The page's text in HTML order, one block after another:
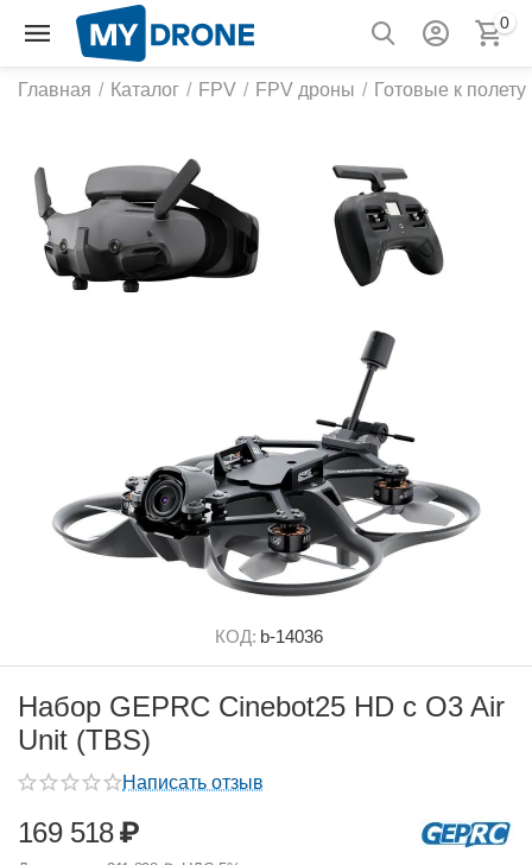
0
Главная / Каталог / FPV / FPV дроны / Готовые к
КОД: b-14036
Набор GEPRC Cinebot25 HD с O3 Air
Unit (TBS)
Написать отзыв
169 518₽